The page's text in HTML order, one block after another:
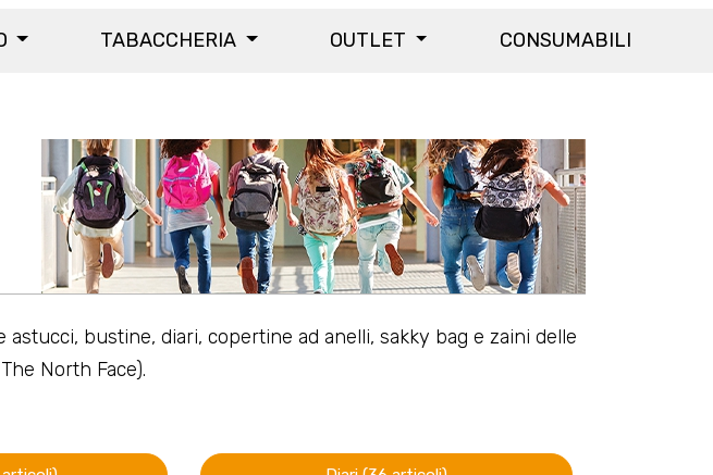
TABACCHERIA OUTLET CONSUMABILI
bustine, diari, copertine ad anelli, sakky bag e zaini delle
North Face).